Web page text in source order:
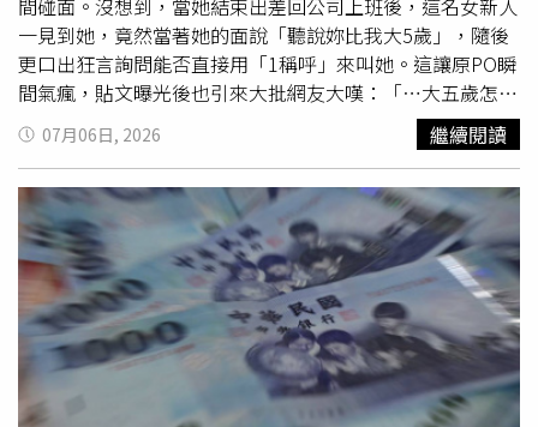
示，自己已將相關資料交由律師評估，目前真正讓她猶豫的
不是是否原諒，而是孩子才2歲，不知道究竟該立即離婚，
還是先談妥對自己與孩子最有利的條件，再做最後決定。貼
文曝光後引發網友熱議，不少人認為原PO冷靜蒐證、先交
由律師評估的做法相當理性，也有人提醒，網路貼文內容屬
當事人單方面陳述，若涉及離婚或侵害配偶權等法律爭議，
仍須依實際證據及司法程序認定。
間碰面。沒想到，當她結束出差回公司上班後，這名女新人
一見到她，竟然當著她的面說「聽說妳比我大5歲」，隨後
更口出狂言詢問能否直接用「1稱呼」來叫她。這讓原PO瞬
間氣瘋，貼文曝光後也引來大批網友大嘆：「⋯大五歲怎麼
了，好像她多小一樣」、「我看了什麼⋯是還沒斷奶嗎」。
只差5歲！00後新人不叫姐喊她「1稱呼」 最後直接怒跳
走進辦公室，便湊上前對她驚呼「哦～原來妳就是XXX！聽
說妳比我大五歲，我可以叫妳ㄇㄚˇㄇㄚˊ（媽媽）嗎？」
這話一出後，讓原PO當時整個人當場傻眼。不過，考慮到
當下辦公室正處於熱鬧氣氛中，為了不當面撕破臉破壞和
氣，原PO當下只好強壓怒火，跟對方搖頭表示「可不可以
不要這樣叫我？」原PO原以為把話說清楚就能點醒對方，
怎料這名女新人非但毫無收斂，甚至開始變本加厲，在辦公
時一開口就對著原PO瘋狂叫著「媽咪、媽咪」，甚至還時
07月06日, 2026 繼續閱讀